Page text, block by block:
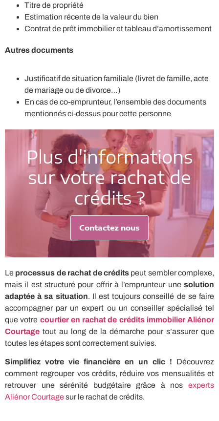
Titre de propriété
Estimation récente de la valeur du bien
Contrat de prêt immobilier et tableau d’amortissement
Autres documents
Justificatif de situation familiale (livret de famille, acte
de mariage ou de divorce…)
En cas de co-emprunteur, l’ensemble des documents
mentionnés ci-dessus pour cette personne
Plus d'informations
sur votre rachat de
crédits ?
Contactez nous
Le processus de rachat de créditspeut sembler complexe,
mais il est structuré pour offrir à l’emprunteur une solution
adaptée à sa situation. Il est toujours conseillé de se faire
accompagner par un expert ou un conseiller spécialisé tel
que votre courtier en rachat de crédits immobilier Aliénor
Courtage tout au long de la démarche pour s’assurer que
toutes les étapes sont correctement suivies.
Simplifiez votre vie financière en un clic ! Découvrez
comment regrouper vos crédits, réduire vos mensualités et
retrouver une sérénité budgétaire grâce à nos experts
Aliénor Courtagesur le rachat de crédits.